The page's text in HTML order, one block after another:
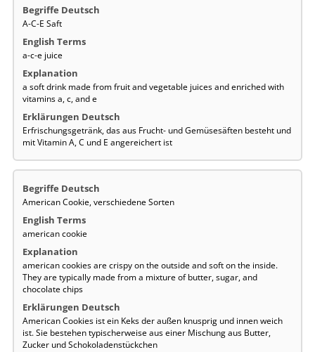
A-C-E Saft
a-c-e juice
a soft drink made from fruit and vegetable juices and enriched with
vitamins a, c, and e
Erfrischungsgetränk, das aus Frucht- und Gemüsesäften besteht und
mit Vitamin A, C und E angereichert ist
American Cookie, verschiedene Sorten
american cookie
american cookies are crispy on the outside and soft on the inside.
They are typically made from a mixture of butter, sugar, and
chocolate chips
American Cookies ist ein Keks der außen knusprig und innen weich
ist. Sie bestehen typischerweise aus einer Mischung aus Butter,
Zucker und Schokoladenstückchen